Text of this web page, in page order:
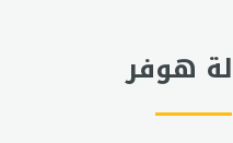
هوفر